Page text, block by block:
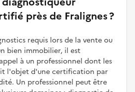
près de Fralignes ?
requis lors de la vente ou
bien immobilier, il est
à un professionnel dont les
l'objet d'une certification par
Un professionnel peut être